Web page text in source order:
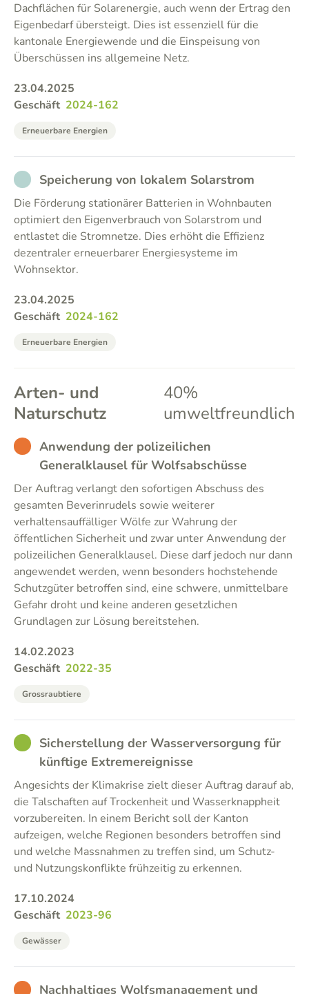
Dachflächen für Solarenergie, auch wenn der Ertrag den
Eigenbedarf übersteigt. Dies ist essenziell für die
kantonale Energiewende und die Einspeisung von
Überschüssen ins allgemeine Netz.
23.04.2025
Geschäft 2024-162
Erneuerbare Energien
NOT_PARTICIPATED
Speicherung von lokalem Solarstrom
Die Förderung stationärer Batterien in Wohnbauten
optimiert den Eigenverbrauch von Solarstrom und
entlastet die Stromnetze. Dies erhöht die Effizienz
dezentraler erneuerbarer Energiesysteme im
Wohnsektor.
23.04.2025
Geschäft 2024-162
Erneuerbare Energien
Arten- und
Naturschutz
40%
umweltfreundlich
BADAnwendung der polizeilichen
Generalklausel für Wolfsabschüsse
Der Auftrag verlangt den sofortigen Abschuss des
gesamten Beverinrudels sowie weiterer
verhaltensauffälliger Wölfe zur Wahrung der
öffentlichen Sicherheit und zwar unter Anwendung der
polizeilichen Generalklausel. Diese darf jedoch nur dann
angewendet werden, wenn besonders hochstehende
Schutzgüter betroffen sind, eine schwere, unmittelbare
Gefahr droht und keine anderen gesetzlichen
Grundlagen zur Lösung bereitstehen.
14.02.2023
Geschäft 2022-35
Grossraubtiere
GOODSicherstellung der Wasserversorgung für
künftige Extremereignisse
Angesichts der Klimakrise zielt dieser Auftrag darauf ab,
die Talschaften auf Trockenheit und Wasserknappheit
vorzubereiten. In einem Bericht soll der Kanton
aufzeigen, welche Regionen besonders betroffen sind
und welche Massnahmen zu treffen sind, um Schutz-
und Nutzungskonflikte frühzeitig zu erkennen.
17.10.2024
Geschäft 2023-96
Gewässer
BAD Nachhaltiges Wolfsmanagement und